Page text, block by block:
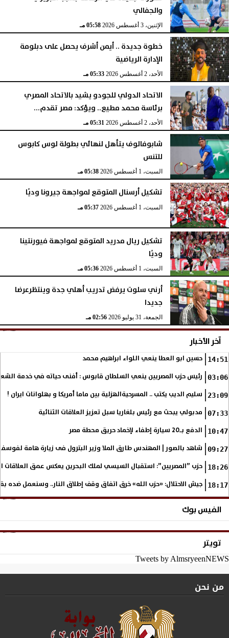
والجفالي
الإثنين، 3 أغسطس 2026 05:58 مـ
خطوة جديدة .. أيمن أشرف يحصل على دبلومة
الإدارة الرياضية
الأحد، 2 أغسطس 2026 05:33 مـ
الاتحاد الدولي للجودو يشيد بالاتحاد المصري
برئاسة محمد مطيع.. ويؤكد: مصر تقدم...
الأحد، 2 أغسطس 2026 05:31 مـ
شابوفالوف يتأهل لنهائي بطولة لوس كابوس
للتنس
السبت، 1 أغسطس 2026 05:38 مـ
تشكيل أرسنال المتوقع لمواجهة جيرونا وديًا
السبت، 1 أغسطس 2026 05:37 مـ
تشكيل ريال مدريد المتوقع لمواجهة فيورنتينا
وديًا
السبت، 1 أغسطس 2026 05:36 مـ
أرني سلوت يرفض تدريب أهلي جدة وينتظرعرضا
جديدا
الجمعة، 31 يوليو 2026 02:56 مـ
آخر الأخبار
14:51 حسين ابو العطا ينعي اللواء ابراهيم محمد
03:06 رئيس حزب المصريين ينعي السلطان قابوس : أفنى حياته في خدمة
23:09 سليم الديب يكتب .. المسرحيةالهزلية بين ماما أمريكا و بهلوانات ايران !
07:33 مدبولي يبحث مع رئيس بلغاريا سبل تعزيز العلاقات الثنائية
10:47 الدفع بـ20 سيارة إطفاء لإخماد حريق محطة مصر
09:27 شاهد بالصور | المهندس طارق الملا وزير البترول فى زيارة هامة
18:26 حزب ”المصريين”: استقبال السيسي لملك البحرين يعكس عمق العلاقات
18:17 جيش الاحتلال: «حزب الله» خرق اتفاق وقف إطلاق النار.. وسنعمل ضده
الفيس بوك
تويتر
Tweets by AlmsryeenNEWS
من نحن